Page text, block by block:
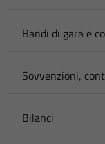
Bandi di gara e
Sovvenzioni,
Bilanci